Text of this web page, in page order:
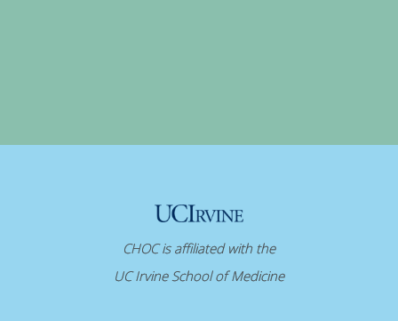
CHOC is affiliated with the
UC Irvine School of Medicine